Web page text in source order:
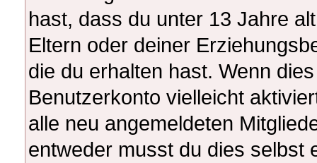
hast, dass du unter 13 Jahre
Eltern oder deiner
die du erhalten hast. Wenn
Benutzerkonto vielleicht
alle neu angemeldeten
entweder musst du dies selbst